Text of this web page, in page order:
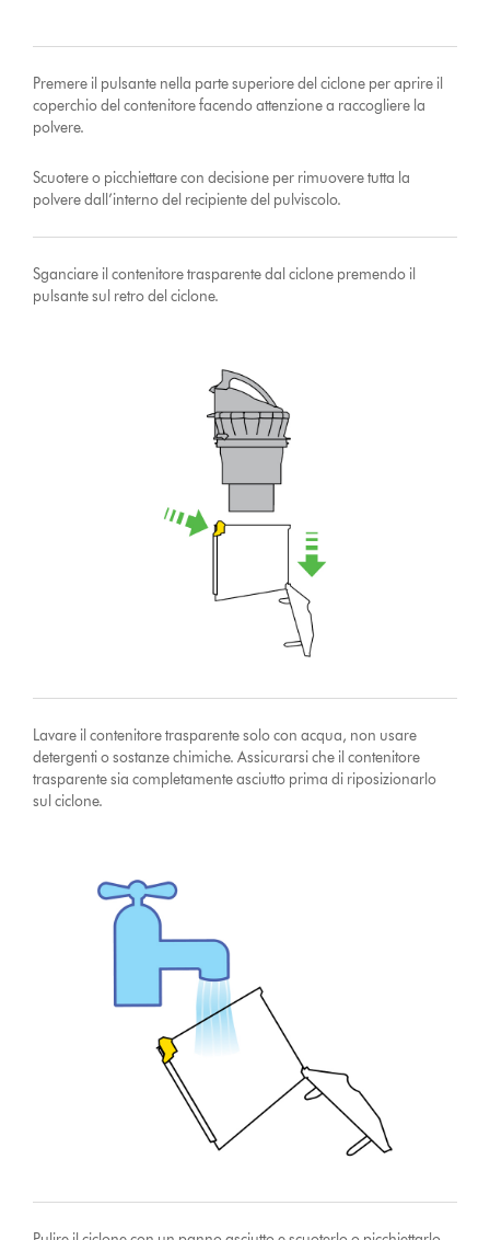
Premere il pulsante nella parte superiore del ciclone per aprire il
coperchio del contenitore facendo attenzione a raccogliere la
polvere.
Scuotere o picchiettare con decisione per rimuovere tutta la
polvere dall’interno del recipiente del pulviscolo.
Sganciare il contenitore trasparente dal ciclone premendo il
pulsante sul retro del ciclone.
Lavare il contenitore trasparente solo con acqua, non usare
detergenti o sostanze chimiche. Assicurarsi che il contenitore
trasparente sia completamente asciutto prima di riposizionarlo
sul ciclone.